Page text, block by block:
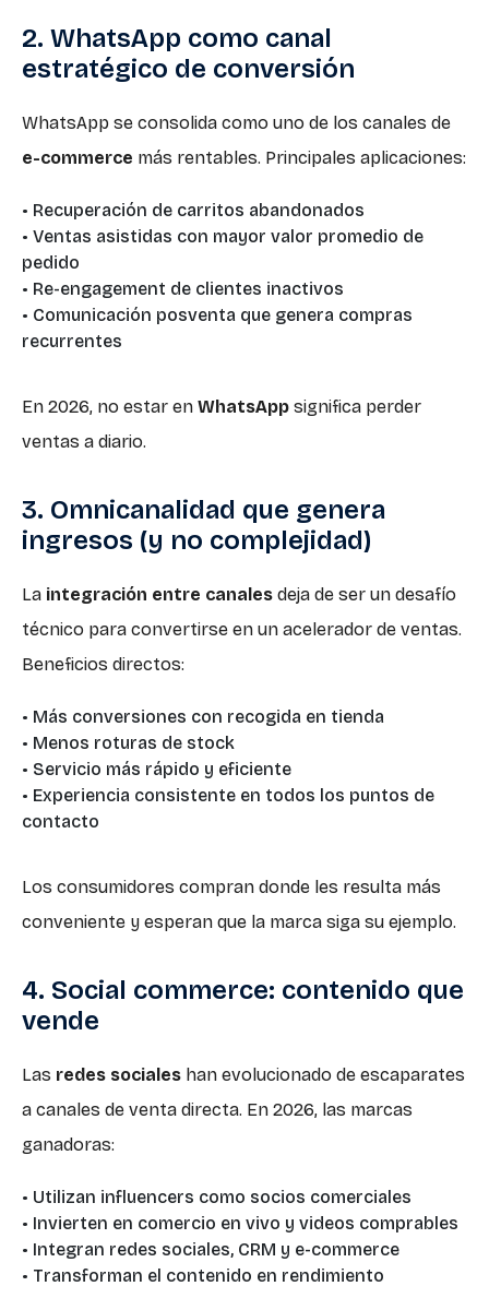
2. WhatsApp como canal
estratégico de conversión
WhatsApp se consolida como uno de los canales de
e-commerce más rentables. Principales aplicaciones:
• Recuperación de carritos abandonados
• Ventas asistidas con mayor valor promedio de
pedido
• Re-engagement de clientes inactivos
• Comunicación posventa que genera compras
recurrentes
En 2026, no estar en WhatsApp significa perder
ventas a diario.
3. Omnicanalidad que genera
ingresos (y no complejidad)
La integración entre canales deja de ser un desafío
técnico para convertirse en un acelerador de ventas.
Beneficios directos:
• Más conversiones con recogida en tienda
• Menos roturas de stock
• Servicio más rápido y eficiente
• Experiencia consistente en todos los puntos de
contacto
Los consumidores compran donde les resulta más
conveniente y esperan que la marca siga su ejemplo.
4. Social commerce: contenido que
vende
Las redes sociales han evolucionado de escaparates
a canales de venta directa. En 2026, las marcas
ganadoras:
• Utilizan influencers como socios comerciales
• Invierten en comercio en vivo y videos comprables
• Integran redes sociales, CRM y e-commerce
• Transforman el contenido en rendimiento